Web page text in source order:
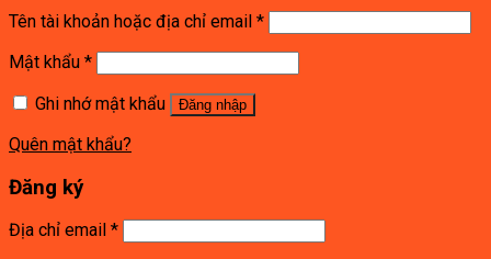
Tên tài khoản hoặc địa chỉ email *
Mật khẩu *
Ghi nhớ mật khẩu
Đăng nhập
Quên mật khẩu?
Đăng ký
Địa chỉ email *